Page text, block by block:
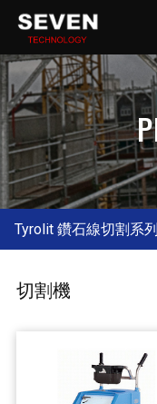
Tyrolit 鑽石線切割系
切割機